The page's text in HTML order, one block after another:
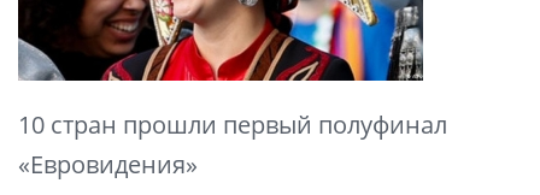
10 стран прошли первый полуфинал
«Евровидения»